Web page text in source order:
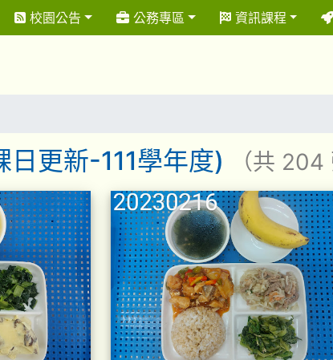
校園公告 公務專區 資訊課程
日更新-111學年度) （共 204
午餐擺盤 (上課日更新-111學年度)